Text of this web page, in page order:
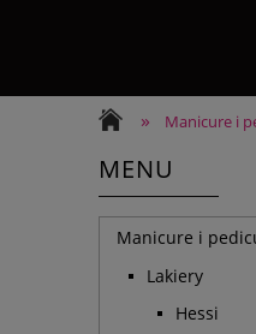
» Manicure i
MENU
Manicure i
Lakiery
Hessi